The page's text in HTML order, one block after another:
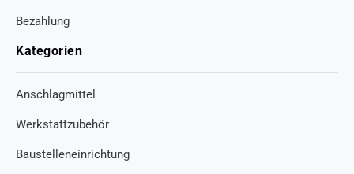
Bezahlung
Kategorien
Anschlagmittel
Werkstattzubehör
Baustelleneinrichtung